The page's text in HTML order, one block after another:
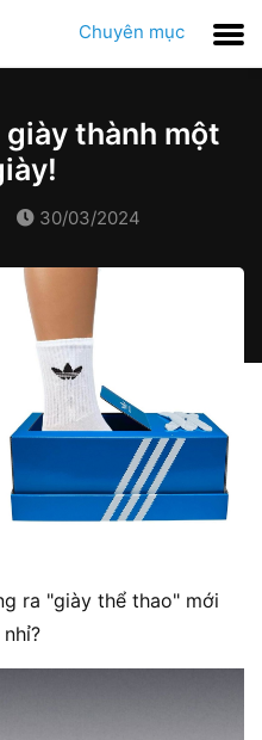
Chuyên mục
thành một
30/03/2024
ra "giày thể thao" mới